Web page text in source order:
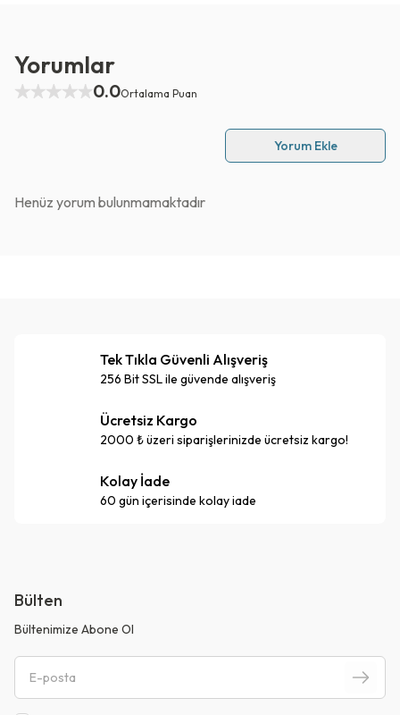
Yorumlar
0.0Ortalama Puan
Yorum Ekle
Henüz yorum bulunmamaktadır
Tek Tıkla Güvenli Alışveriş
256 Bit SSL ile güvende alışveriş
Ücretsiz Kargo
2000 ₺ üzeri siparişlerinizde ücretsiz kargo!
Kolay İade
60 gün içerisinde kolay iade
Bülten
Bültenimize Abone Ol